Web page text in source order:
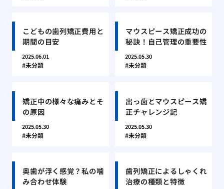
こどもの歯列矯正費用と
期間の目安
2025.06.01
未分類
マウスピース矯正成功の
秘訣！自己管理の重要性
2025.05.30
未分類
矯正中の様々な痛みとそ
の原因
2025.05.30
未分類
出っ歯とマウスピース矯
正チャレンジ記
2025.05.30
未分類
奥歯が浮く感覚？私の噛
み合わせ体験
歯列矯正によるしゃくれ
治療の種類と特徴